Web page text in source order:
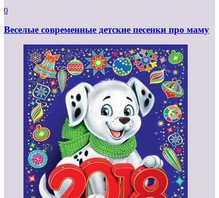
0
Веселые современные детские песенки про маму